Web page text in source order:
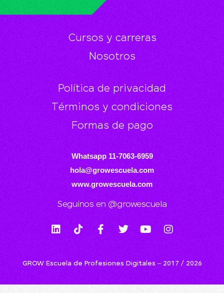
Cursos y carreras
Nosotros
Política de privacidad
Términos y condiciones
Formas de pago
Whatsapp 11-7063-6959
hola@growescuela.com
www.growescuela.com
Seguínos en @growescuela
GROW Escuela de Profesiones Digitales – 2017 / 2026